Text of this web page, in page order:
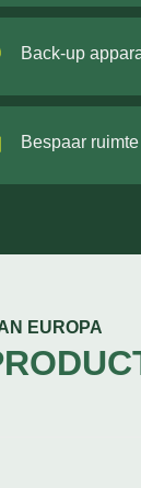
Back-up
Bespaar
EUROPA